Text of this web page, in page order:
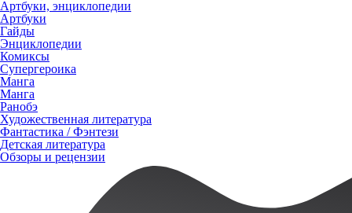
Артбуки, энциклопедии
Артбуки
Гайды
Энциклопедии
Комиксы
Супергероика
Манга
Манга
Ранобэ
Художественная литература
Фантастика / Фэнтези
Детская литература
Обзоры и рецензии